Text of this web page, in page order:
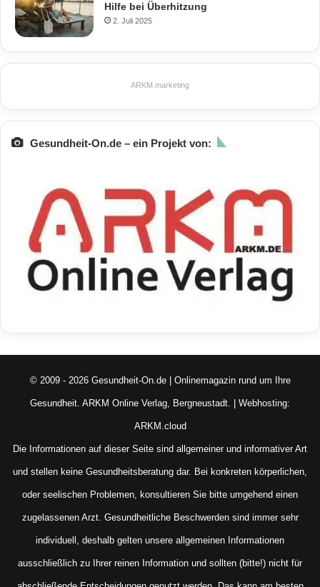
Hilfe bei Überhitzung
2. Juli 2025
ARKM.marketing
Gesundheit-On.de – ein Projekt von:
© 2009 - 2026 Gesundheit-On.de | Onlinemagazin rund um Ihre
Gesundheit. ARKM Online Verlag, Bergneustadt. | Webhosting:
ARKM.cloud
Die Informationen auf dieser Seite sind allgemeiner und informativer Art
und stellen keine Gesundheitsberatung dar. Bei konkreten körperlichen,
oder seelischen Problemen, konsultieren Sie bitte umgehend einen
zugelassenen Arzt. Gesundheitliche Beschwerden sind immer sehr
individuell, deshalb gelten unsere allgemeinen Informationen
ausschließlich zu Ihrer reinen Information und sollten (bitte!) nicht für